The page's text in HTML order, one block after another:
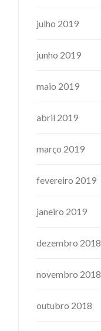
julho 2019
junho 2019
maio 2019
abril 2019
março 2019
fevereiro 2019
janeiro 2019
dezembro 2018
novembro 2018
outubro 2018